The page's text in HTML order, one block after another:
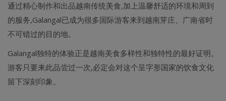
通过精心制作和出品越南传统美食,加上温馨舒适的环境和周到
的服务,Galangal已成为很多国际游客来到越南芽庄、广南省时
不可错过的目的地。
Galangal独特的体验正是越南美食多样性和独特性的最好证明。
游客只要来此品尝过一次,必定会对这个呈字形国家的饮食文化
留下深刻印象。